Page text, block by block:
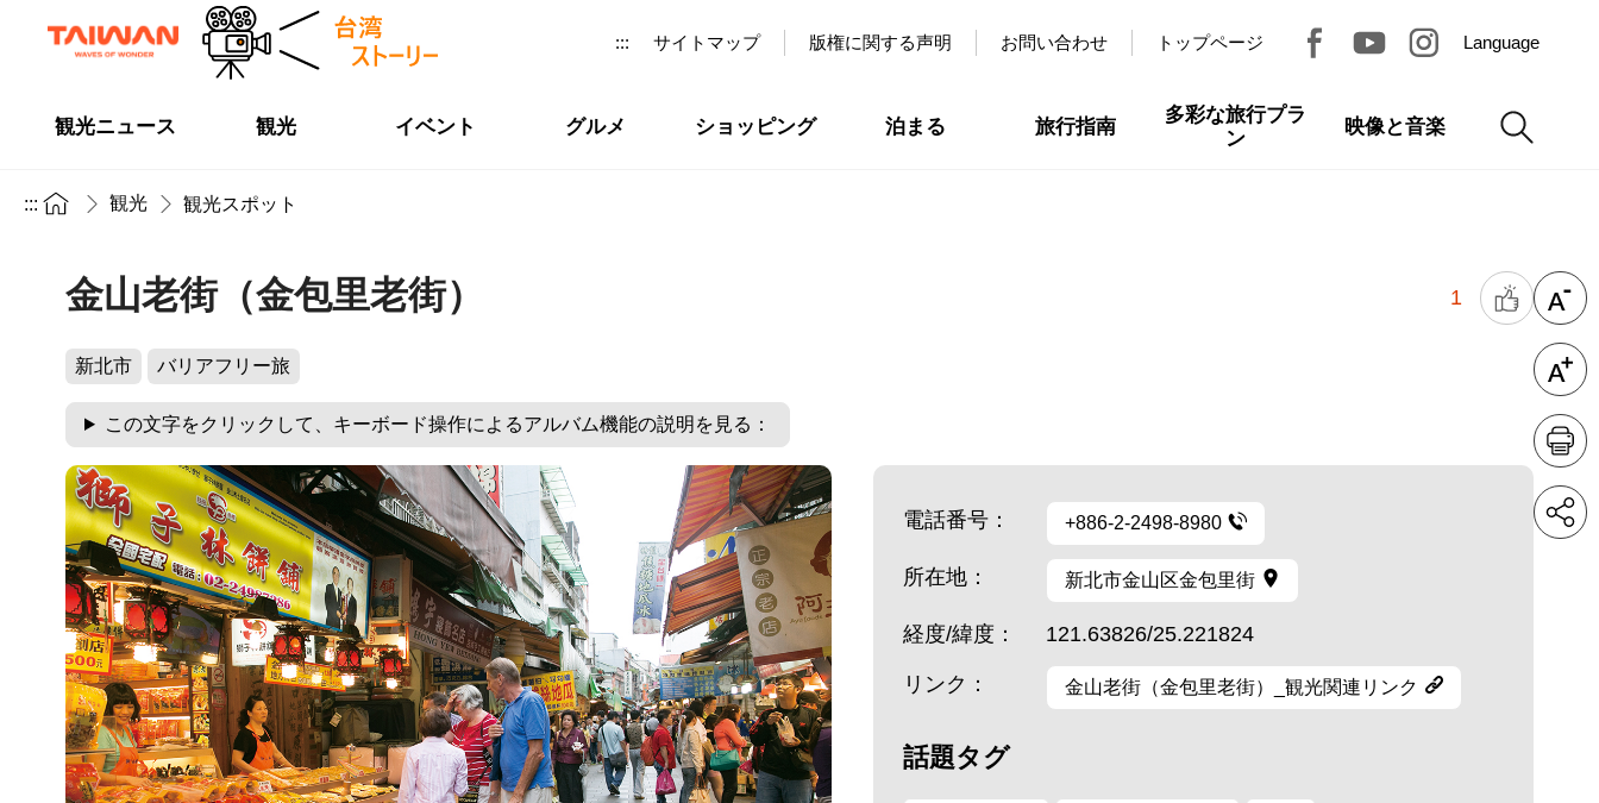
::: サイトマップ 版権に関する声明 お問い合わせ トップページ Language
観光ニュース 観光 イベント グルメ ショッピング 泊まる 旅行指南
多彩な旅行プラ
ン
映像と音楽
::: 観光 観光スポット
金山老街（金包里老街） 1
新北市 バリアフリー旅
この文字をクリックして、キーボード操作によるアルバム機能の説明を見る：
電話番号： +886-2-2498-8980
所在地： 新北市金山区金包里街
経度/緯度： 121.63826/25.221824
リンク： 金山老街（金包里老街）_観光関連リンク
話題タグ